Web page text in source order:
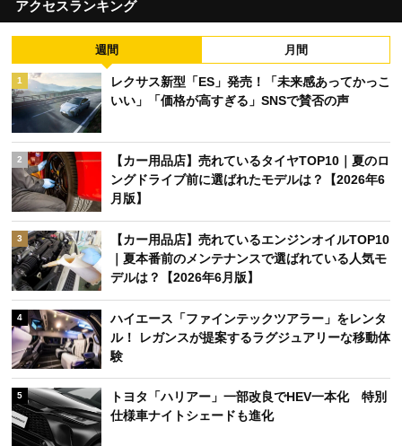
アクセスランキング
週間 月間
1
レクサス新型「ES」発売！「未来感あってかっこ
いい」「価格が高すぎる」SNSで賛否の声
2
【カー用品店】売れているタイヤTOP10｜夏のロ
ングドライブ前に選ばれたモデルは？【2026年6
月版】
3
【カー用品店】売れているエンジンオイルTOP10
｜夏本番前のメンテナンスで選ばれている人気モ
デルは？【2026年6月版】
4
ハイエース「ファインテックツアラー」をレンタ
ル！ レガンスが提案するラグジュアリーな移動体
験
5
トヨタ「ハリアー」一部改良でHEV一本化 特別
仕様車ナイトシェードも進化